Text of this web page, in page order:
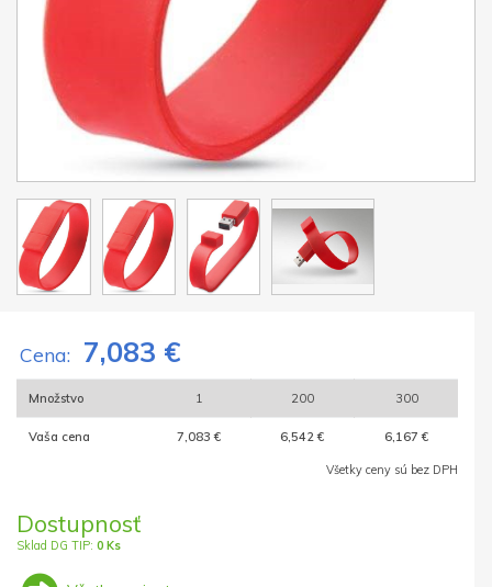
Cena: 7,083 €
Množstvo 1 200 300
Vaša cena 7,083 € 6,542 € 6,167 €
Všetky ceny sú bez DPH
Dostupnosť
Sklad DG TIP: 0 Ks